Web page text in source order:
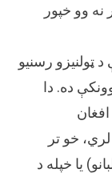
وو خپور
ټولنیزو رسنیو
ده. دا
خو تر
یا خپله د